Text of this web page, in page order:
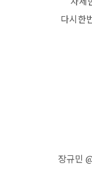
다시한
장규민